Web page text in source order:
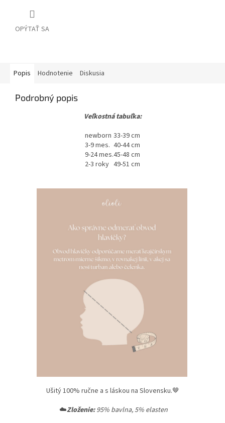
OPÝTAŤ SA
Popis Hodnotenie Diskusia
Podrobný popis
Veľkostná tabuľka:
newborn 33-39 cm
3-9 mes. 40-44 cm
9-24 mes.45-48 cm
2-3 roky 49-51 cm
Ušitý 100% ručne a s láskou na Slovensku.🤎
☁️Zloženie:95% bavlna, 5% elasten